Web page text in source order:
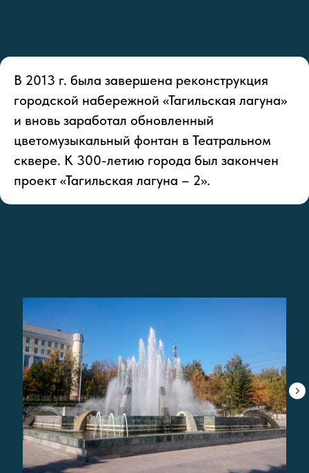
В 2013 г. была завершена реконструкция
городской набережной «Тагильская лагуна»
и вновь заработал обновленный
цветомузыкальный фонтан в Театральном
сквере. К 300-летию города был закончен
проект «Тагильская лагуна – 2».